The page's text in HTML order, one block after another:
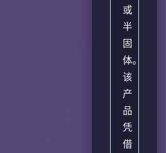
或
半
固
体。
该
产
品
凭
借